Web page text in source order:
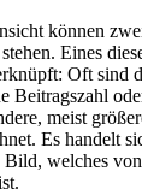
können
Eines
Oft sind
Beitragszahl
meist
Es handelt
Bild, welches